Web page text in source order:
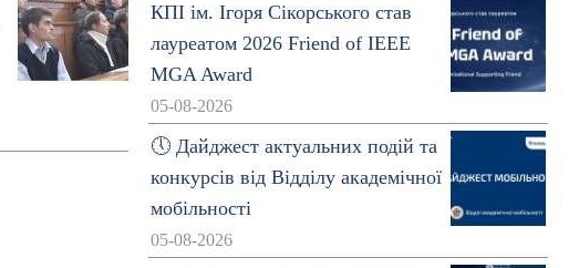
КПІ ім. Ігоря Сікорського став
лауреатом 2026 Friend of IEEE
MGA Award
05-08-2026
🕔 Дайджест актуальних подій та
конкурсів від Відділу академічної
мобільності
05-08-2026